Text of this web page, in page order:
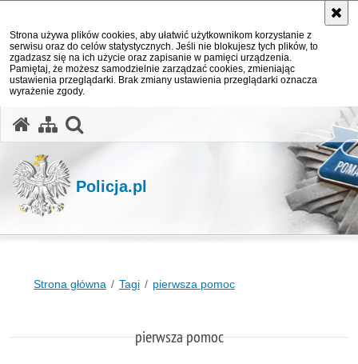
Strona używa plików cookies, aby ułatwić użytkownikom korzystanie z
serwisu oraz do celów statystycznych. Jeśli nie blokujesz tych plików, to
zgadzasz się na ich użycie oraz zapisanie w pamięci urządzenia.
Pamiętaj, że możesz samodzielnie zarządzać cookies, zmieniając
ustawienia przeglądarki. Brak zmiany ustawienia przeglądarki oznacza
wyrażenie zgody.
Policja.pl
Strona główna Tagi pierwsza pomoc
pierwsza pomoc